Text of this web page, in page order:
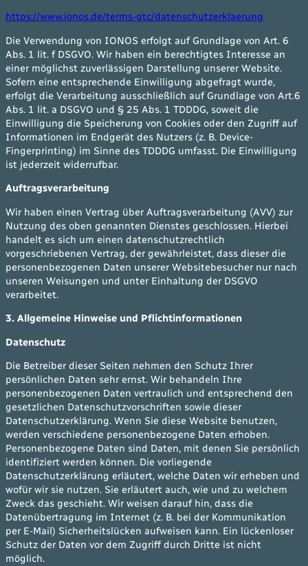
https://www.ionos.de/terms-gtc/datenschutzerklaerung
Die Verwendung von IONOS erfolgt auf Grundlage von Art. 6
Abs. 1 lit. f DSGVO. Wir haben ein berechtigtes Interesse an
einer möglichst zuverlässigen Darstellung unserer Website.
Sofern eine entsprechende Einwilligung abgefragt wurde,
erfolgt die Verarbeitung ausschließlich auf Grundlage von Art.6
Abs. 1 lit. a DSGVO und § 25 Abs. 1 TDDDG, soweit die
Einwilligung die Speicherung von Cookies oder den Zugriff auf
Informationen im Endgerät des Nutzers (z. B. Device-
Fingerprinting) im Sinne des TDDDG umfasst. Die Einwilligung
ist jederzeit widerrufbar.
Auftragsverarbeitung
Wir haben einen Vertrag über Auftragsverarbeitung (AVV) zur
Nutzung des oben genannten Dienstes geschlossen. Hierbei
handelt es sich um einen datenschutzrechtlich
vorgeschriebenen Vertrag, der gewährleistet, dass dieser die
personenbezogenen Daten unserer Websitebesucher nur nach
unseren Weisungen und unter Einhaltung der DSGVO
verarbeitet.
3. Allgemeine Hinweise und Pflichtinformationen
Datenschutz
Die Betreiber dieser Seiten nehmen den Schutz Ihrer
persönlichen Daten sehr ernst. Wir behandeln Ihre
personenbezogenen Daten vertraulich und entsprechend den
gesetzlichen Datenschutzvorschriften sowie dieser
Datenschutzerklärung. Wenn Sie diese Website benutzen,
werden verschiedene personenbezogene Daten erhoben.
Personenbezogene Daten sind Daten, mit denen Sie persönlich
identifiziert werden können. Die vorliegende
Datenschutzerklärung erläutert, welche Daten wir erheben und
wofür wir sie nutzen. Sie erläutert auch, wie und zu welchem
Zweck das geschieht. Wir weisen darauf hin, dass die
Datenübertragung im Internet (z. B. bei der Kommunikation
per E-Mail) Sicherheitslücken aufweisen kann. Ein lückenloser
Schutz der Daten vor dem Zugriff durch Dritte ist nicht
möglich.